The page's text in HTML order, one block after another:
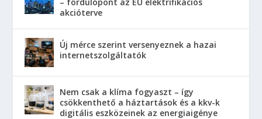
akcióterve
Új mérce szerint versenyeznek a hazai
internetszolgáltatók
Nem csak a klíma fogyaszt – így
csökkenthető a háztartások és a kkv-k
digitális eszközeinek az energiaigénye